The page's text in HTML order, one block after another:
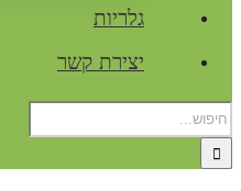
גלריות
יצירת קשר